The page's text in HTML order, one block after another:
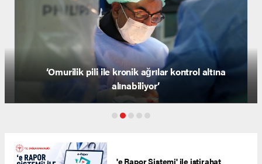
Karın boşluğunda 8 ay taşıdığı kafatası kemiği,
ameliyatla tekrar anatomik yerine yerleştirildi
'e Rapor Sistemi' ile istirahat